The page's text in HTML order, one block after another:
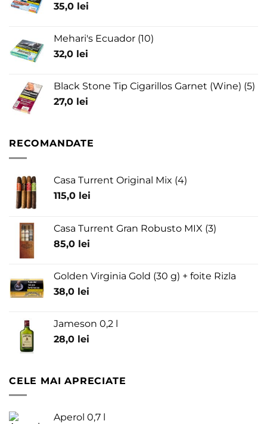
35,0 lei
Mehari's Ecuador (10)
32,0 lei
Black Stone Tip Cigarillos Garnet (Wine) (5)
27,0 lei
RECOMANDATE
Casa Turrent Original Mix (4)
115,0 lei
Casa Turrent Gran Robusto MIX (3)
85,0 lei
Golden Virginia Gold (30 g) + foite Rizla
38,0 lei
Jameson 0,2 l
28,0 lei
CELE MAI APRECIATE
Aperol 0,7 l